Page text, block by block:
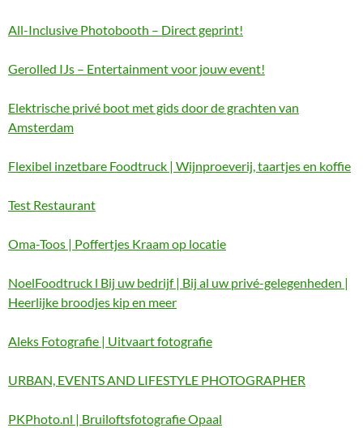
All-Inclusive Photobooth – Direct geprint!
Gerolled IJs – Entertainment voor jouw event!
Elektrische privé boot met gids door de grachten van
Amsterdam
Flexibel inzetbare Foodtruck | Wijnproeverij, taartjes en koffie
Test Restaurant
Oma-Toos | Poffertjes Kraam op locatie
NoelFoodtruck l Bij uw bedrijf | Bij al uw privé-gelegenheden |
Heerlijke broodjes kip en meer
Aleks Fotografie | Uitvaart fotografie
URBAN, EVENTS AND LIFESTYLE PHOTOGRAPHER
PKPhoto.nl | Bruiloftsfotografie Opaal